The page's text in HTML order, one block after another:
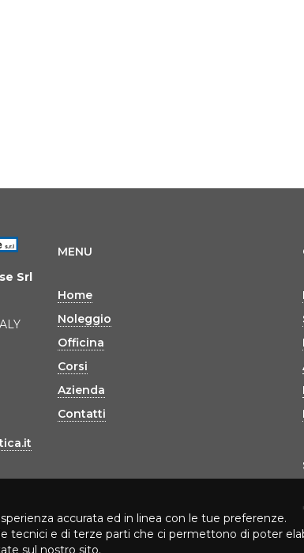
Srl
MENU
Home
Noleggio
Officina
Corsi
Azienda
Contatti
accurata ed in linea con le tue preferenze.
tecnici e di terze parti che ci permettono di poter
sul nostro sito.